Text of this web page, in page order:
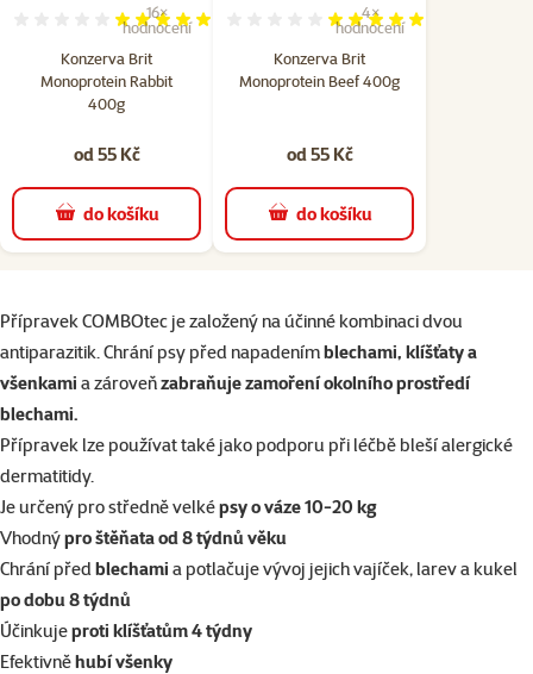
Konzerva Brit
Monoprotein Rabbit
400g
Hodnocení 96%, počet hodnocení: 16
16×
hodnocení
od 55 Kč
do košíku
Konzerva Brit
Monoprotein Beef 400g
Hodnocení 100%, počet
4×
hodnocení
od 55 Kč
do košíku
superzoo.product.detail.content
Přípravek COMBOtec je založený na účinné kombinaci dvou
antiparazitik. Chrání psy před napadenímblechami, klíšťaty a
všenkami a zároveňzabraňuje zamoření okolního prostředí
blechami.
Přípravek lze používat také jako podporu při léčbě bleší alergické
dermatitidy.
Je určený pro středně velképsy o váze 10-20 kg
Vhodnýpro štěňata od 8 týdnů věku
Chrání předblechami a potlačuje vývoj jejich vajíček, larev a kukel
po dobu 8 týdnů
Účinkujeproti klíšťatům 4 týdny
Efektivněhubí všenky